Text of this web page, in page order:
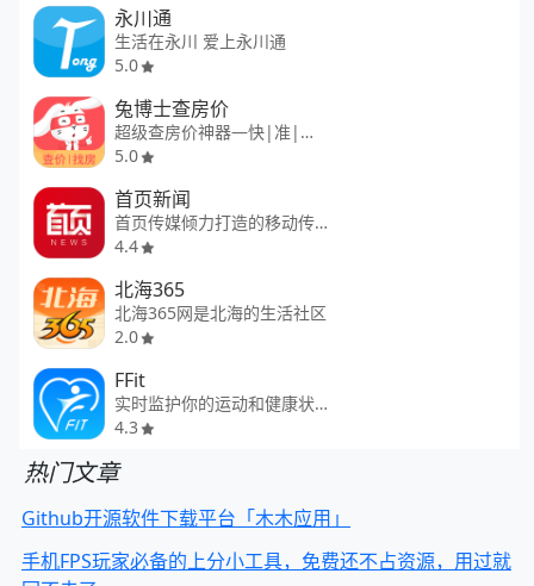
永川通
生活在永川 爱上永川通
5.0
兔博士查房价
超级查房价神器—快|准|数据全
5.0
首页新闻
首页传媒倾力打造的移动传播平台
4.4
北海365
北海365网是北海的生活社区
2.0
FFit
实时监护你的运动和健康状态
4.3
热门文章
Github开源软件下载平台「木木应用」
手机FPS玩家必备的上分小工具，免费还不占资源，用过就